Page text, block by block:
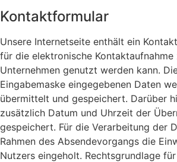
Kontaktformular
Unsere Internetseite enthält ein
für die elektronische Kontaktaufnahme
Unternehmen genutzt werden kann.
Eingabemaske eingegebenen Daten
übermittelt und gespeichert. Darüber
zusätzlich Datum und Uhrzeit der
gespeichert. Für die Verarbeitung der
Rahmen des Absendevorgangs die
Nutzers eingeholt. Rechtsgrundlage